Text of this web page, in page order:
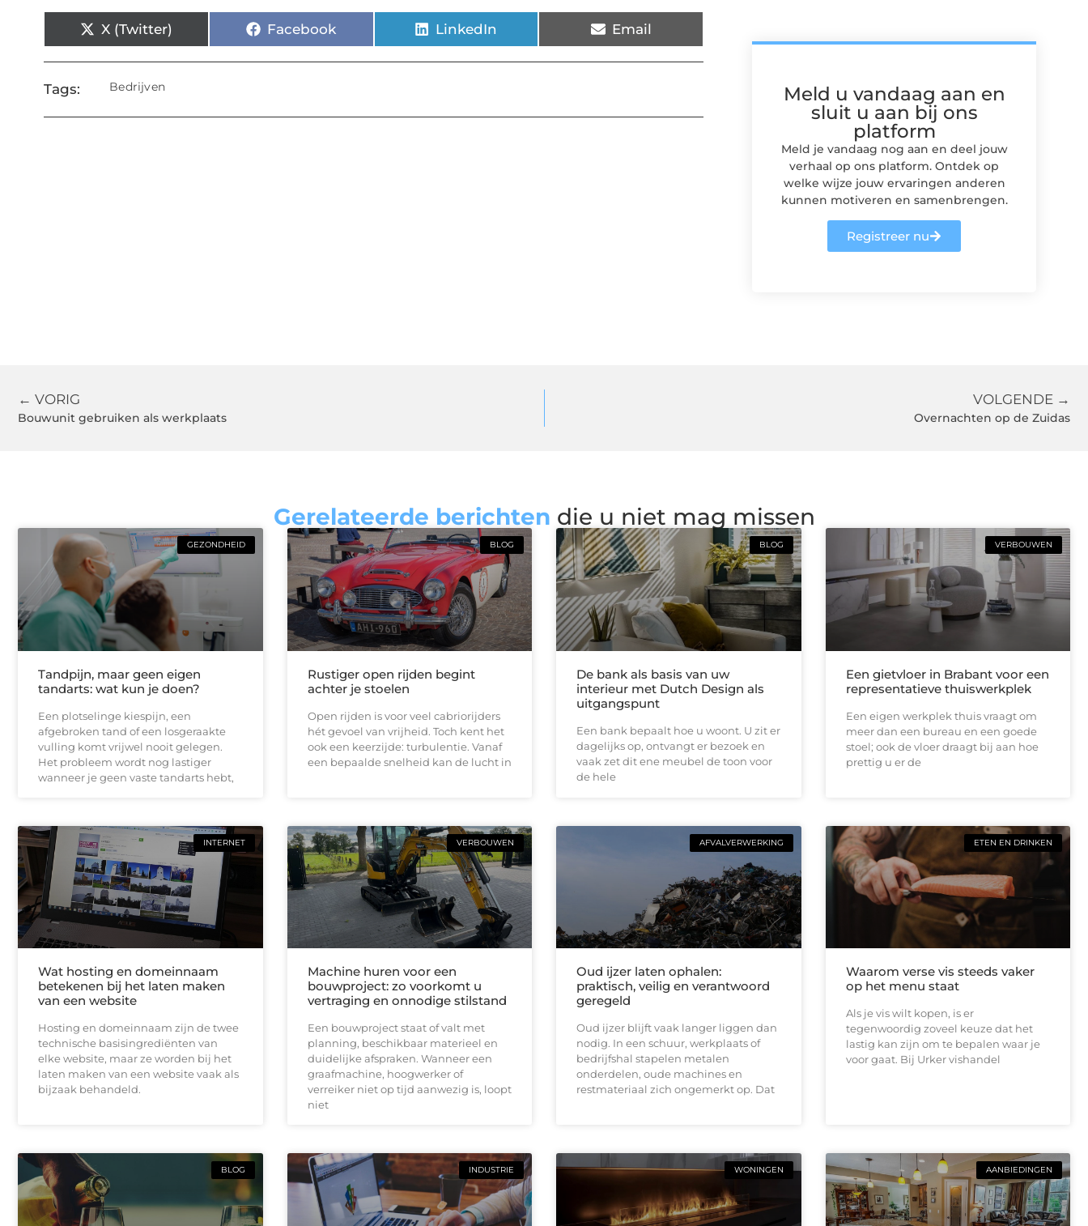
X (Twitter) Facebook LinkedIn Email
Tags: Bedrijven
Meld u vandaag aan en
sluit u aan bij ons
platform
Meld je vandaag nog aan en deel jouw
verhaal op ons platform. Ontdek op
welke wijze jouw ervaringen anderen
kunnen motiveren en samenbrengen.
Registreer nu
← VORIG
Bouwunit gebruiken als werkplaats
VOLGENDE →
Overnachten op de Zuidas
Gerelateerde berichten die u niet mag missen
GEZONDHEID
Tandpijn, maar geen eigen
tandarts: wat kun je doen?
Een plotselinge kiespijn, een
afgebroken tand of een losgeraakte
vulling komt vrijwel nooit gelegen.
Het probleem wordt nog lastiger
wanneer je geen vaste tandarts hebt,
BLOG
Rustiger open rijden begint
achter je stoelen
Open rijden is voor veel cabriorijders
hét gevoel van vrijheid. Toch kent het
ook een keerzijde: turbulentie. Vanaf
een bepaalde snelheid kan de lucht in
BLOG
De bank als basis van uw
interieur met Dutch Design als
uitgangspunt
Een bank bepaalt hoe u woont. U zit er
dagelijks op, ontvangt er bezoek en
vaak zet dit ene meubel de toon voor
de hele
VERBOUWEN
Een gietvloer in Brabant voor een
representatieve thuiswerkplek
Een eigen werkplek thuis vraagt om
meer dan een bureau en een goede
stoel; ook de vloer draagt bij aan hoe
prettig u er de
INTERNET
Wat hosting en domeinnaam
betekenen bij het laten maken
van een website
Hosting en domeinnaam zijn de twee
technische basisingrediënten van
elke website, maar ze worden bij het
laten maken van een website vaak als
bijzaak behandeld.
VERBOUWEN
Machine huren voor een
bouwproject: zo voorkomt u
vertraging en onnodige stilstand
Een bouwproject staat of valt met
planning, beschikbaar materieel en
duidelijke afspraken. Wanneer een
graafmachine, hoogwerker of
verreiker niet op tijd aanwezig is, loopt
niet
AFVALVERWERKING
Oud ijzer laten ophalen:
praktisch, veilig en verantwoord
geregeld
Oud ijzer blijft vaak langer liggen dan
nodig. In een schuur, werkplaats of
bedrijfshal stapelen metalen
onderdelen, oude machines en
restmateriaal zich ongemerkt op. Dat
ETEN EN DRINKEN
Waarom verse vis steeds vaker
op het menu staat
Als je vis wilt kopen, is er
tegenwoordig zoveel keuze dat het
lastig kan zijn om te bepalen waar je
voor gaat. Bij Urker vishandel
BLOG INDUSTRIE WONINGEN AANBIEDINGEN